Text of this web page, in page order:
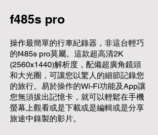
f485s pro
操作最簡單的行車紀錄器，非這台輕巧
的f485s pro莫屬。這款超高清2K
(2560x1440)解析度，配備超廣角鏡頭
和大光圈，可讓您以驚人的細節記錄您
的旅行。易於操作的Wi-Fi功能及App讓
您無須拔出記憶卡，就可以輕鬆在手機
螢幕上觀看或是下載或是編輯或是分享
旅途中錄製的影片。